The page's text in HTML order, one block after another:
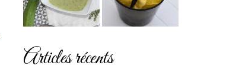
Articles récents